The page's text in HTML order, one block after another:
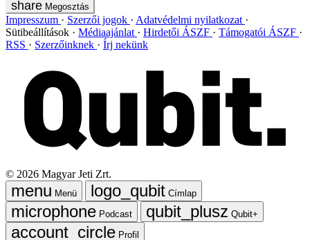
Megosztás
Impresszum Szerzői jogok
Adatvédelmi nyilatkozat
Sütibeállítások
Médiaajánlat Hirdetői ÁSZF
Támogatói ÁSZF
RSS
Szerzőinknek Írj nekünk
© 2026 Magyar Jeti Zrt.
Menü
Címlap
Podcast
Qubit+
Profil